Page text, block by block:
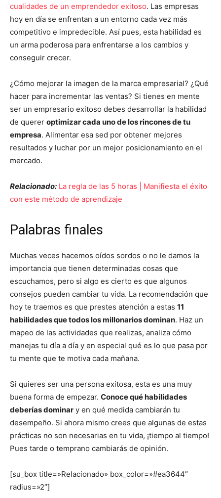
cualidades de un emprendedor exitoso. Las empresas
hoy en día se enfrentan a un entorno cada vez más
competitivo e impredecible. Así pues, esta habilidad es
un arma poderosa para enfrentarse a los cambios y
conseguir crecer.
¿Cómo mejorar la imagen de la marca empresarial? ¿Qué
hacer para incrementar las ventas? Si tienes en mente
ser un empresario exitoso debes desarrollar la habilidad
de querer optimizar cada uno de los rincones de tu
empresa. Alimentar esa sed por obtener mejores
resultados y luchar por un mejor posicionamiento en el
mercado.
Relacionado: La regla de las 5 horas | Manifiesta el éxito
con este método de aprendizaje
Palabras finales
Muchas veces hacemos oídos sordos o no le damos la
importancia que tienen determinadas cosas que
escuchamos, pero si algo es cierto es que algunos
consejos pueden cambiar tu vida. La recomendación que
hoy te traemos es que prestes atención a estas 11
habilidades que todos los millonarios dominan. Haz un
mapeo de las actividades que realizas, analiza cómo
manejas tu día a día y en especial qué es lo que pasa por
tu mente que te motiva cada mañana.
Si quieres ser una persona exitosa, esta es una muy
buena forma de empezar. Conoce qué habilidades
deberías dominar y en qué medida cambiarán tu
desempeño. Si ahora mismo crees que algunas de estas
prácticas no son necesarias en tu vida, ¡tiempo al tiempo!
Pues tarde o temprano cambiarás de opinión.
[su_box title=»Relacionado» box_color=»#ea3644″
radius=»2″]